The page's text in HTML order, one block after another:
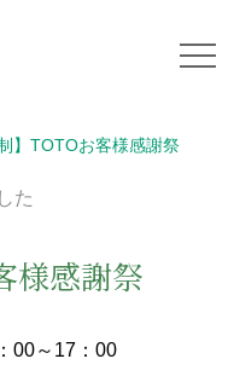
制】TOTOお客様感謝祭
た
様感謝祭
00～17：00